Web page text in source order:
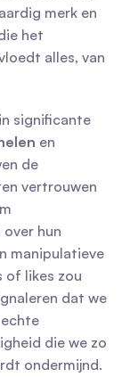
merk en
het
alles, van
significante
de
vertrouwen
hun
manipulatieve
of likes zou
dat we
die we zo
ondermijnd.